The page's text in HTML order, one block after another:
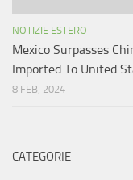
NOTIZIE ESTERO
Mexico Surpasses
Imported To United
8 FEB, 2024
CATEGORIE